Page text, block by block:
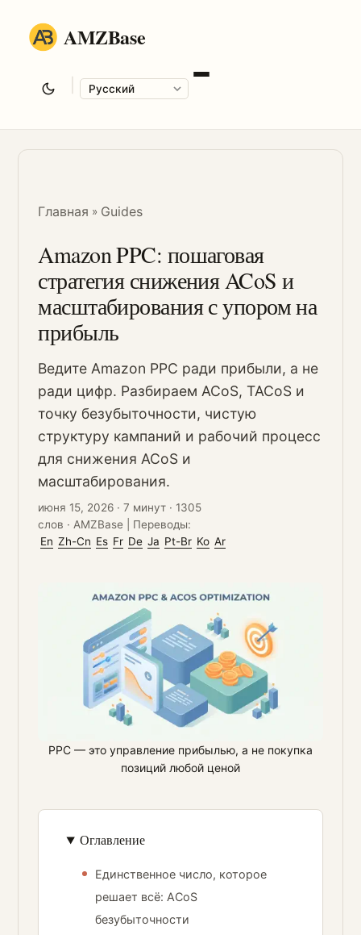
AMZBase
Главная » Guides
Amazon PPC: пошаговая
стратегия снижения ACoS и
масштабирования с упором на
прибыль
Ведите Amazon PPC ради прибыли, а не
ради цифр. Разбираем ACoS, TACoS и
точку безубыточности, чистую
структуру кампаний и рабочий процесс
для снижения ACoS и
масштабирования.
июня 15, 2026 ·7 минут ·1305
слов · AMZBase
Переводы:
En Zh-Cn Es Fr De Ja Pt-Br Ko Ar
PPC — это управление прибылью, а не покупка
позиций любой ценой
Оглавление
Единственное число, которое
решает всё: ACoS
безубыточности